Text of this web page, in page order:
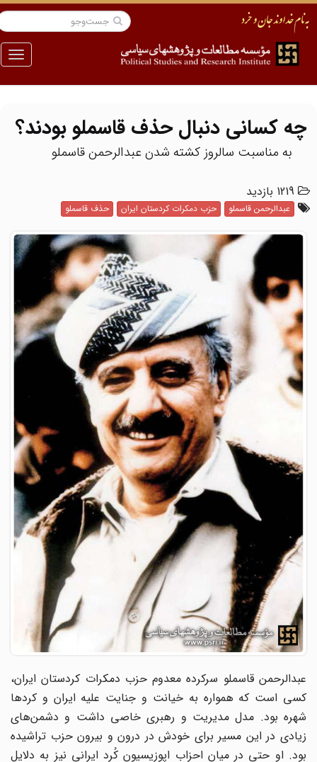
منو
چه کسانی دنبال حذف قاسملو بودند؟
به مناسبت سالروز كشته شدن عبدالرحمن قاسملو
1219 بازدید
عبدالرحمن قاسملو حزب دمکرات کردستان ایران حذف قاسملو
عبدالرحمن قاسملو سرکرده معدوم حزب دمکرات کردستان ایران،
کسی است که همواره به خیانت و جنایت علیه ایران و کردها
شهره بود. مدل مدیریت و رهبری خاصی داشت و دشمن‌های
زیادی در این مسیر برای خودش در درون و بیرون حزب تراشیده
بود. او حتی در میان احزاب اپوزیسیون کُرد ایرانی نیز به دلایل